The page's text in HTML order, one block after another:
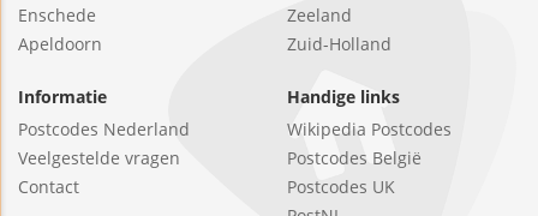
Enschede
Apeldoorn
Zeeland
Zuid-Holland
Informatie
Postcodes Nederland
Veelgestelde vragen
Contact
Handige links
Wikipedia Postcodes
Postcodes België
Postcodes UK